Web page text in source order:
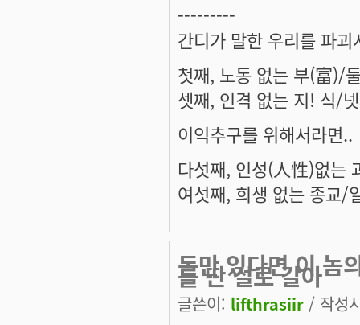
---------
간디가 말한 우리를 파
첫째, 노동 없는 부(富)/
셋째, 인격 없는 지! 식/
이익추구를 위해서라면..
다섯째, 인성(人性)없는
여섯째, 희생 없는 종교/
돈만 있다면 이 놈
를 딴 걸로 갈아
글쓴이: lifthrasiir / 작성